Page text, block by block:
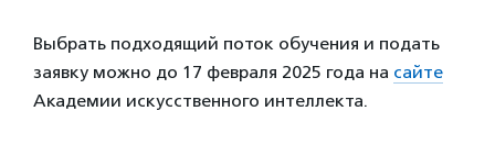
Выбрать подходящий поток обучения и подать
заявку можно до 17 февраля 2025 года на сайте
Академии искусственного интеллекта.